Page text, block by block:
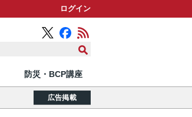
ログイン
防災・BCP講座
広告掲載